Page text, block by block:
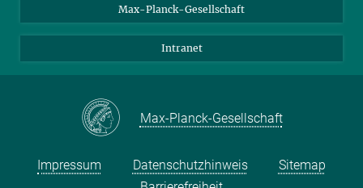
Schulen
Studierende
YouTube
Max-Planck-Gesellschaft
Intranet
Max-Planck-Gesellschaft
Impressum Datenschutzhinweis
Sitemap